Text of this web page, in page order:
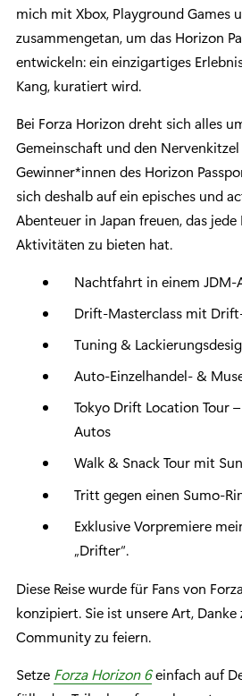
mich mit Xbox, Playground Games
zusammengetan, um das Horizon
entwickeln: ein einzigartiges
Kang, kuratiert wird.
Bei Forza Horizon dreht sich alles
Gemeinschaft und den
Gewinner*innen des Horizon
sich deshalb auf ein episches und
Abenteuer in Japan freuen, das
Aktivitäten zu bieten hat.
Nachtfahrt in einem JDM-
Drift-Masterclass mit
Tuning &
Auto-Einzelhandel- &
Tokyo Drift Location Tour
Autos
Walk & Snack Tour mit
Tritt gegen einen Sumo-
Exklusive Vorpremiere
„Drifter“.
Diese Reise wurde für Fans von
konzipiert. Sie ist unsere Art, Danke
Community zu feiern.
Setze Forza Horizon 6einfach auf